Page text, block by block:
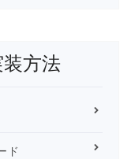
方法
ド